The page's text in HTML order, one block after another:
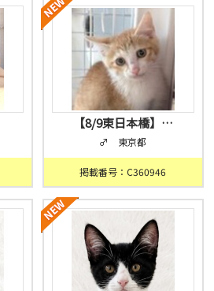
【8/9東日本橋】…
♂ 東京都
掲載番号：C360946